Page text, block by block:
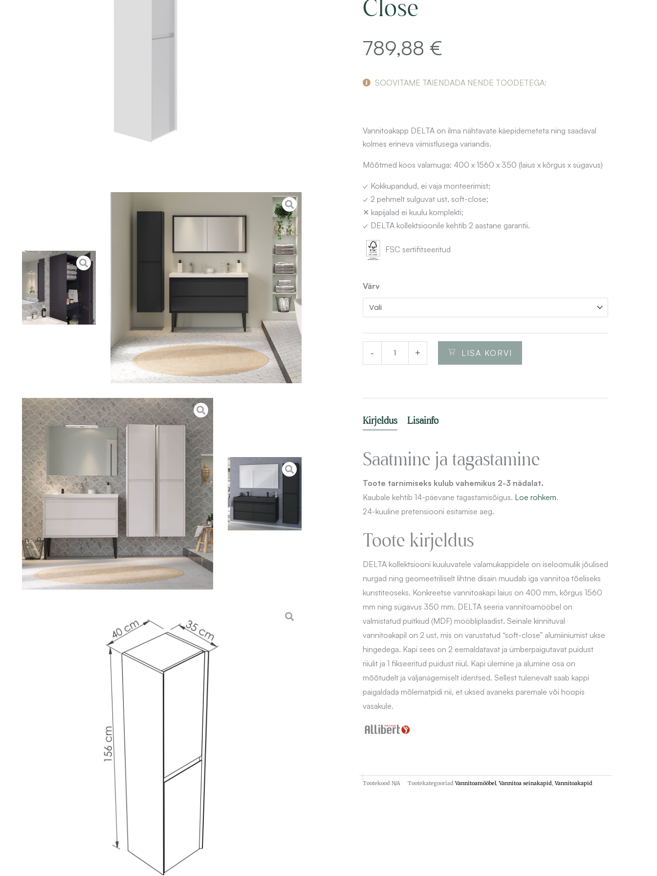
Close
789,88 €
SOOVITAME TÄIENDADA NENDE TOODETEGA:
Vannitoakapp DELTA on ilma nähtavate käepidemeteta ning saadaval
kolmes erineva viimistlusega variandis.
Mõõtmed koos valamuga: 400 x 1560 x 350 (laius x kõrgus x sügavus)
✓ Kokkupandud, ei vaja monteerimist;
✓ 2 pehmelt sulguvat ust, soft-close;
✕ kapijalad ei kuulu komplekti;
✓ DELTA kollektsioonile kehtib 2 aastane garantii.
FSC sertifitseeritud
Värv
-
Vannitoakapp
DELTA
40x156x35
soft
close
+ LISA KORVI
Kirjeldus Lisainfo
Saatmine ja tagastamine
Toote tarnimiseks kulub vahemikus 2-3 nädalat.
Kaubale kehtib 14-päevane tagastamisõigus. Loe rohkem.
24-kuuline pretensiooni esitamise aeg.
Toote kirjeldus
DELTA kollektsiooni kuuluvatele valamukappidele on iseloomulik jõulised
nurgad ning geomeetriliselt lihtne disain muudab iga vannitoa tõeliseks
kunstiteoseks. Konkreetse vannitoakapi laius on 400 mm, kõrgus 1560
mm ning sügavus 350 mm. DELTA seeria vannitoamööbel on
valmistatud puitkiud (MDF) mööbliplaadist. Seinale kinnituval
vannitoakapil on 2 ust, mis on varustatud “soft-close” alumiiniumist ukse
hingedega. Kapi sees on 2 eemaldatavat ja ümberpaigutavat puidust
riiulit ja 1 fikseeritud puidust riiul. Kapi ülemine ja alumine osa on
mõõtudelt ja väljanägemiselt identsed. Sellest tulenevalt saab kappi
paigaldada mõlematpidi nii, et uksed avaneks paremale või hoopis
vasakule.
Tootekood N/A Tootekategooriad Vannitoamööbel,Vannitoa seinakapid,Vannitoakapid